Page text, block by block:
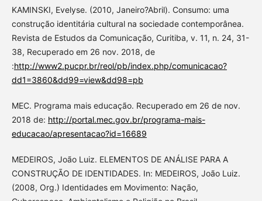
KAMINSKI, Evelyse. (2010, Janeiro?Abril). Consumo: uma
construção identitária cultural na sociedade contemporânea.
Revista de Estudos da Comunicação, Curitiba, v. 11, n. 24, 31-
38, Recuperado em 26 nov. 2018, de
:http://www2.pucpr.br/reol/pb/index.php/comunicacao?
dd1=3860&dd99=view&dd98=pb
MEC. Programa mais educação. Recuperado em 26 de nov.
2018 de: http://portal.mec.gov.br/programa-mais-
educacao/apresentacao?id=16689
MEDEIROS, João Luiz. ELEMENTOS DE ANÁLISE PARA A
CONSTRUÇÃO DE IDENTIDADES. In: MEDEIROS, João Luiz.
(2008, Org.) Identidades em Movimento: Nação,